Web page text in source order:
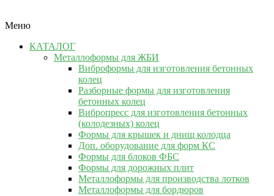
Меню
КАТАЛОГ
Металлоформы для ЖБИ
Виброформы для изготовления бетонных
колец
Разборные формы для изготовления
бетонных колец
Вибропресс для изготовления бетонных
(колодезных) колец
Формы для крышек и днищ колодца
Доп. оборудование для форм КС
Формы для блоков ФБС
Формы для дорожных плит
Металлоформы для производства лотков
Металлоформы для бордюров